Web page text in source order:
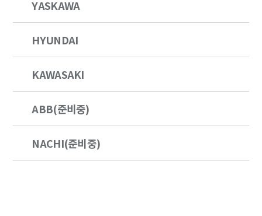
YASKAWA
HYUNDAI
KAWASAKI
ABB(준비중)
NACHI(준비중)